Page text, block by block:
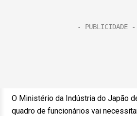
O Ministério da Indústria do Japão
quadro de funcionários vai